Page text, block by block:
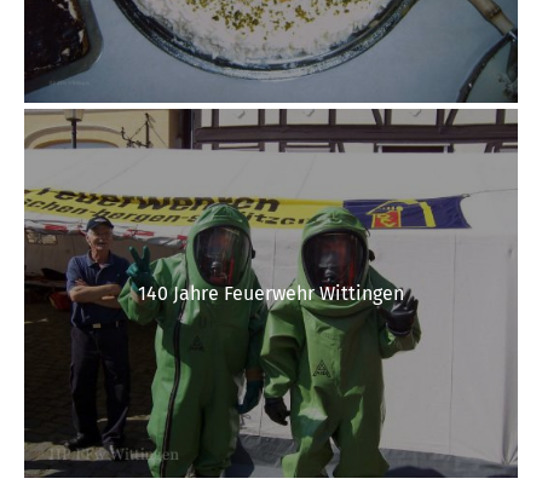
140 Jahre Feuerwehr Wittingen